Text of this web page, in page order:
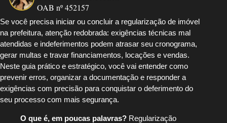
OAB nº 452157
Se você precisa iniciar ou concluir a regularização de imóvel
na prefeitura, atenção redobrada: exigências técnicas mal
atendidas e indeferimentos podem atrasar seu cronograma,
gerar multas e travar financiamentos, locações e vendas.
Neste guia prático e estratégico, você vai entender como
prevenir erros, organizar a documentação e responder a
exigências com precisão para conquistar o deferimento do
seu processo com mais segurança.
O que é, em poucas palavras? Regularização